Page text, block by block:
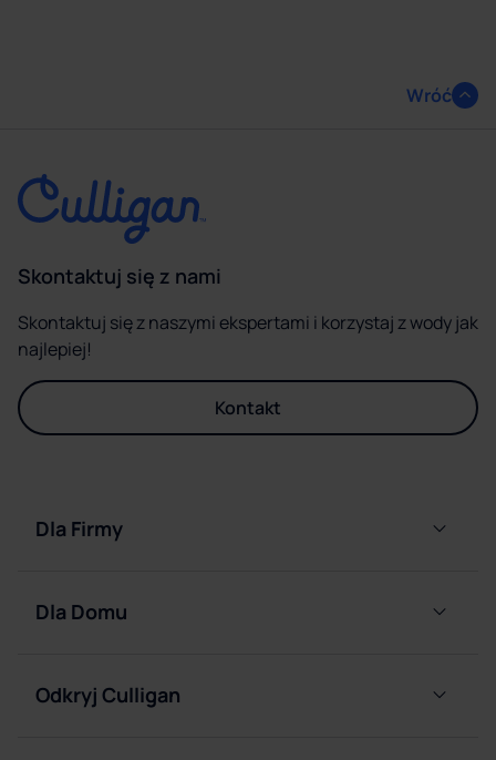
Wróć
Skontaktuj się z nami
Skontaktuj się z naszymi ekspertami i korzystaj z wody jak
najlepiej!
Kontakt
Dla Firmy
wodę
Butlowe
Dla Domu
wody
Odkryj Culligan